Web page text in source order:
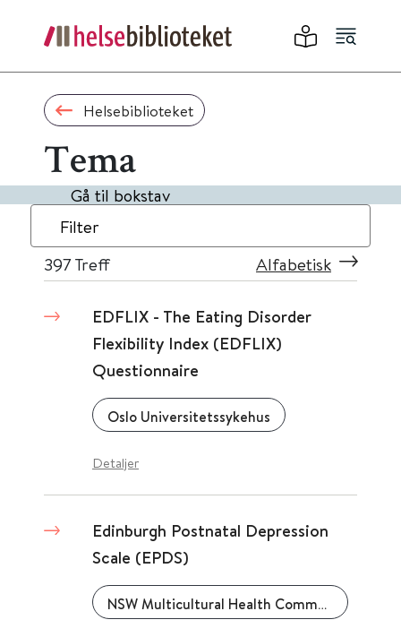
Helsebiblioteket
Tema
Gå til bokstav
Filter
397Treff Alfabetisk
EDFLIX - The Eating Disorder
Flexibility Index (EDFLIX)
Questionnaire
Oslo Universitetssykehus
Detaljer
Edinburgh Postnatal Depression
Scale (EPDS)
NSW Multicultural Health Communication Service (MHCS), New South Wales Government